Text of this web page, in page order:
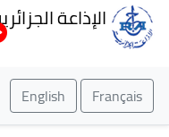
الإذاعة الجزائرية
Français
English